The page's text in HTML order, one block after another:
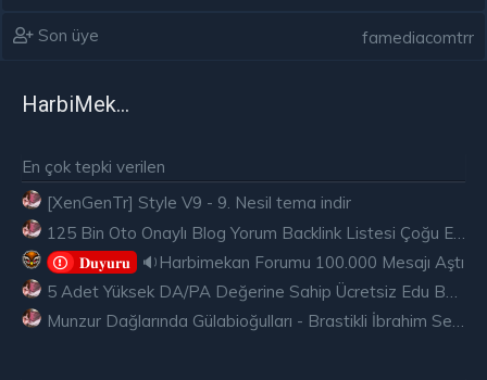
Son üye famediacomtrr
HarbiMekân
En çok tepki verilen
[XenGenTr] Style V9 - 9. Nesil tema indir
𝐃𝐮𝐲𝐮𝐫𝐮
🔉Harbimekan Forumu 100.000 Mesajı Aştı
5 Adet Yüksek DA/PA Değerine Sahip Ücretsiz Edu Backlink
Munzur Dağlarında Gülabioğulları - Brastikli İbrahim Sevindik